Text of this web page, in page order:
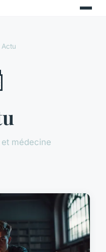
médecine